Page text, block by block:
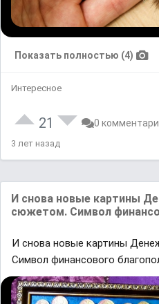
Показать полностью (4)
Интересное
21 0
3 лет назад
И снова новые картины
сюжетом. Символ
И снова новые картины
Символ финансового